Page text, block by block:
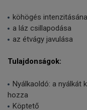
köhögés
a láz csillapodása
az étvágy javulása
Tulajdonságok:
Nyálkaoldó: a nyálkát
hozza
Köptető